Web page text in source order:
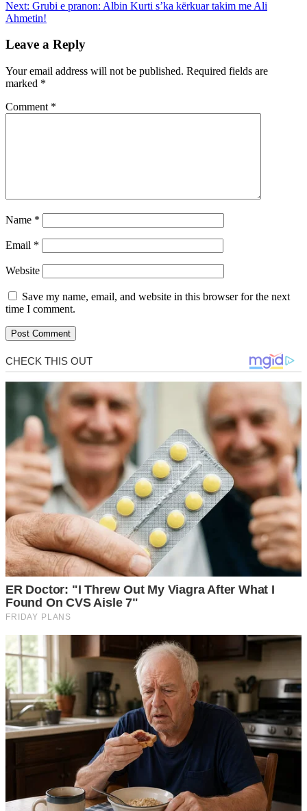
Next: Grubi e pranon: Albin Kurti s’ka kërkuar takim me Ali
Ahmetin!
Leave a Reply
Your email address will not be published. Required fields are
marked *
Comment *
Name *
Email *
Website
Save my name, email, and website in this browser for the next
time I comment.